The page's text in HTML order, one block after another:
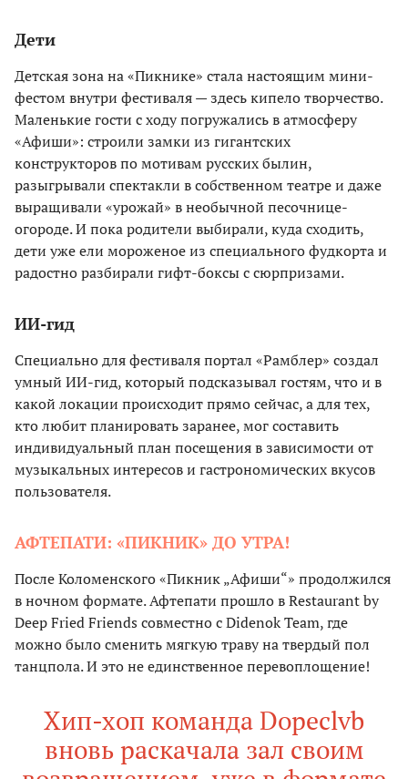
Дети
Детская зона на «Пикнике» стала настоящим мини-
фестом внутри фестиваля — здесь кипело творчество.
Маленькие гости с ходу погружались в атмосферу
«Афиши»: строили замки из гигантских
конструкторов по мотивам русских былин,
разыгрывали спектакли в собственном театре и даже
выращивали «урожай» в необычной песочнице-
огороде. И пока родители выбирали, куда сходить,
дети уже ели мороженое из специального фудкорта и
радостно разбирали гифт-боксы с сюрпризами.
ИИ-гид
Специально для фестиваля портал «Рамблер» создал
умный ИИ-гид, который подсказывал гостям, что и в
какой локации происходит прямо сейчас, а для тех,
кто любит планировать заранее, мог составить
индивидуальный план посещения в зависимости от
музыкальных интересов и гастрономических вкусов
пользователя.
АФТЕПАТИ: «ПИКНИК» ДО УТРА!
После Коломенского «Пикник „Афиши“» продолжился
в ночном формате. Афтепати прошло в Restaurant by
Deep Fried Friends совместно с Didenok Team, где
можно было сменить мягкую траву на твердый пол
танцпола. И это не единственное перевоплощение!
Хип-хоп команда Dopeclvb
вновь раскачала зал своим